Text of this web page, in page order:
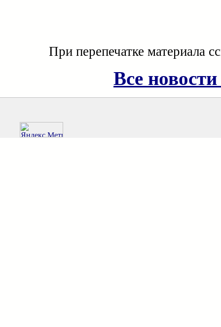
При перепечатке материала
Все